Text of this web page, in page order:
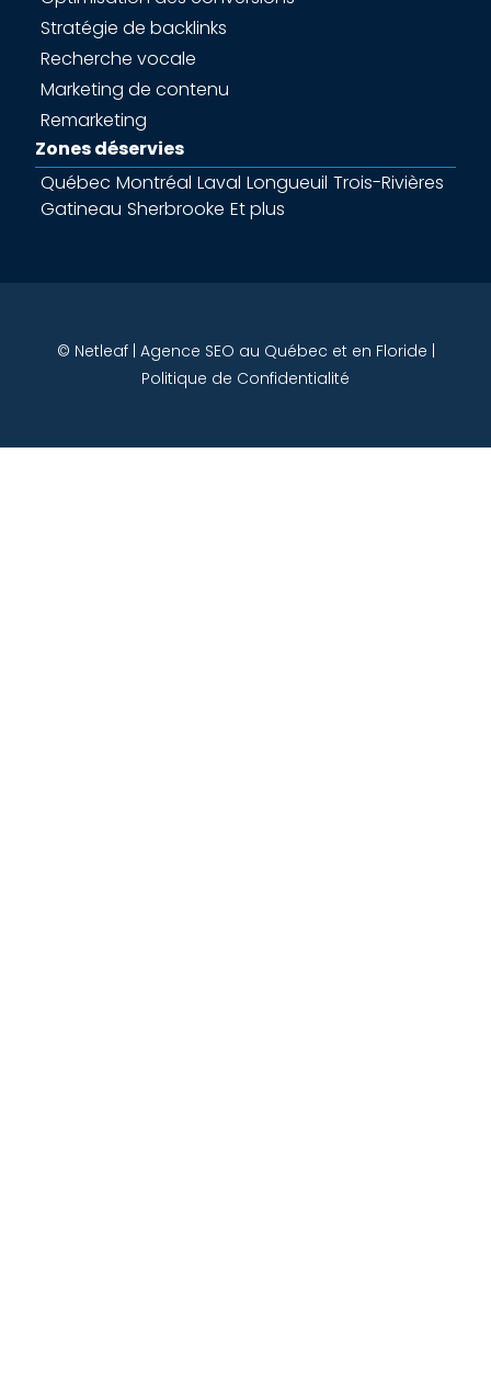
Stratégie de backlinks
Recherche vocale
Marketing de contenu
Remarketing
Zones déservies
Québec Montréal Laval Longueuil Trois-Rivières
Gatineau Sherbrooke Et plus
© Netleaf | Agence SEO au Québec et en Floride |
Politique de Confidentialité